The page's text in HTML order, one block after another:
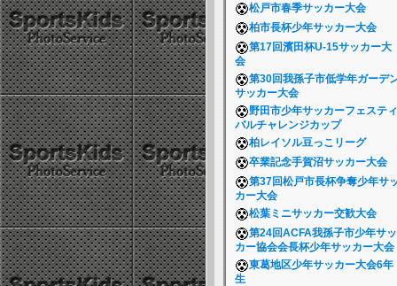
松戸市春季サッカー大会
柏市長杯少年サッカー大会
第17回濱田杯U-15サッカー大
会
第30回我孫子市低学年ガーデ
サッカー大会
野田市少年サッカーフェスティ
バルチャレンジカップ
柏レイソル豆っこリーグ
卒業記念手賀沼サッカー大会
第37回松戸市長杯争奪少年サ
カー大会
松葉ミニサッカー交歓大会
第24回ACFA我孫子市少年サッ
カー協会会長杯少年サッカー大会
東葛地区少年サッカー大会6年
生